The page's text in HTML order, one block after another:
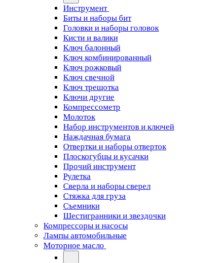
Инструмент
Биты и наборы бит
Головки и наборы головок
Кисти и валики
Ключ балонный
Ключ комбинированный
Ключ рожковый
Ключ свечной
Ключ трещотка
Ключи другие
Компрессометр
Молоток
Набор инструментов и ключей
Наждачная бумага
Отвертки и наборы отверток
Плоскогубцы и кусачки
Прочий инструмент
Рулетка
Сверла и наборы сверел
Стяжка для груза
Съемники
Шестигранники и звездочки
Компрессоры и насосы
Лампы автомобильные
Моторное масло